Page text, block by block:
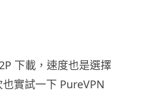
下載，速度也是選擇
實試一下 PureVPN